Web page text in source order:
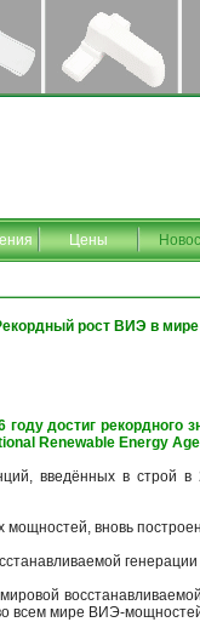
Цены
рост ВИЭ в мире
достиг рекордного
Renewable Energy
введённых в строй
вновь
всем мире ВИЭ-